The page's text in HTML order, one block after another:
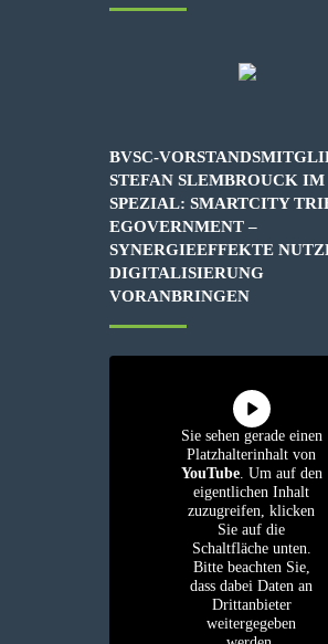
BVSC-
STEFAN SLEMBROUCK
SPEZIAL: SMARTCITY
EGOVERNMENT –
SYNERGIEEFFEKTE
DIGITALISIERUNG
VORANBRINGEN
Sie sehen gerade einen
Platzhalterinhalt von
YouTube. Um auf den
eigentlichen Inhalt
zuzugreifen, klicken
Sie auf die
Schaltfläche unten.
Bitte beachten Sie,
dass dabei Daten an
Drittanbieter
weitergegeben